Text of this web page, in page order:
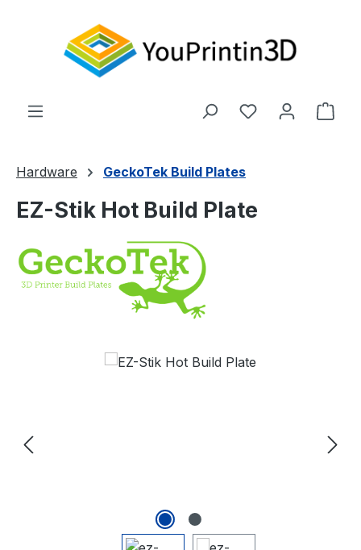
Du hast 0
Hardware GeckoTek Build Plates
EZ-Stik Hot Build Plate
Bildergalerie überspringen